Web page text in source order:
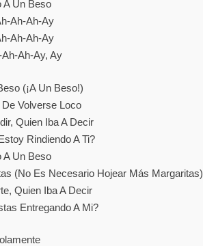
A Un Beso
Ah-Ah-Ay
Ah-Ah-Ay
Ah-Ay, Ay
(¡a Un Beso!)
Volverse Loco
Quien Iba A Decir
Rindiendo A Ti?
A Un Beso
(No Es Necesario Hojear Más Margaritas)
Quien Iba A Decir
Entregando A Mi?